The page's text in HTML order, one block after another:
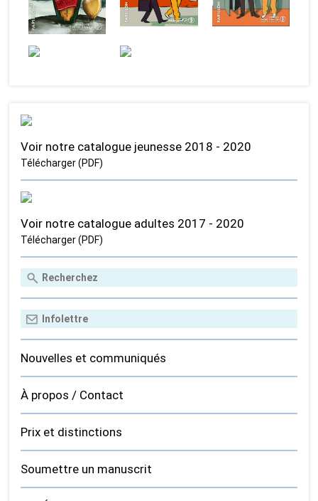
Voir notre catalogue jeunesse 2018 - 2020
Télécharger (PDF)
Voir notre catalogue adultes 2017 - 2020
Télécharger (PDF)
Nouvelles et communiqués
À propos / Contact
Prix et distinctions
Soumettre un manuscrit